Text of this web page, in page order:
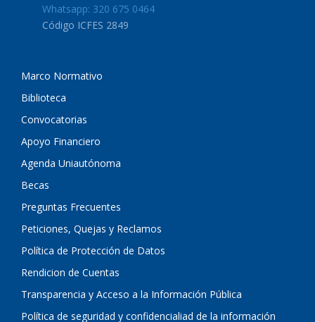
Whatsapp: 320 675 0464
Código ICFES 2849
Marco Normativo
Biblioteca
Convocatorias
Apoyo Financiero
Agenda Uniautónoma
Becas
Preguntas Frecuentes
Peticiones, Quejas y Reclamos
Política de Protección de Datos
Rendicion de Cuentas
Transparencia y Acceso a la Información Pública
Política de seguridad y confidencialiad de la información